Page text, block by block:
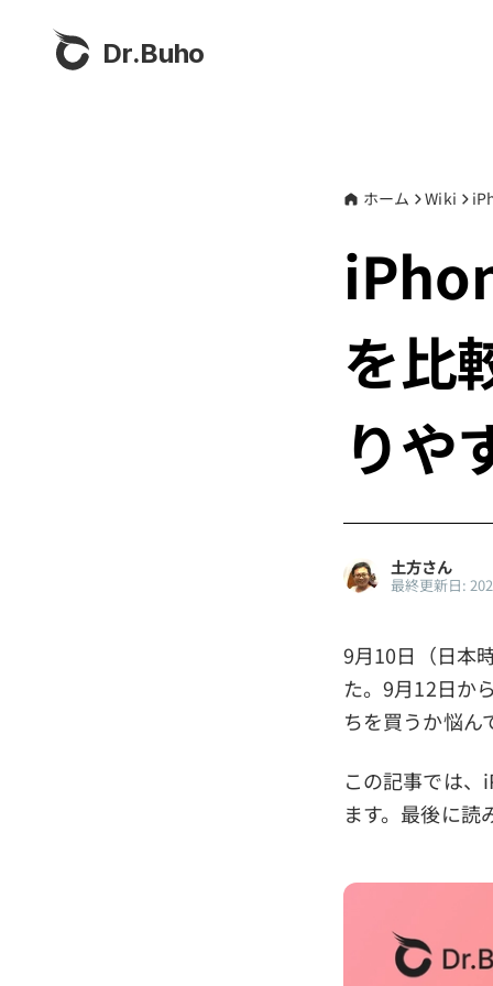
Dr.Buho
ホーム Wiki
を比
りや
土方さん
最終更新日:
9月10日（日本
た。9月12日か
ちを買うか悩ん
この記事では
ます。最後に読